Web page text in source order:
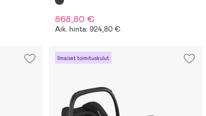
868,80 €
Aik. hinta: 924,80 €
Ilmaiset toimituskulut